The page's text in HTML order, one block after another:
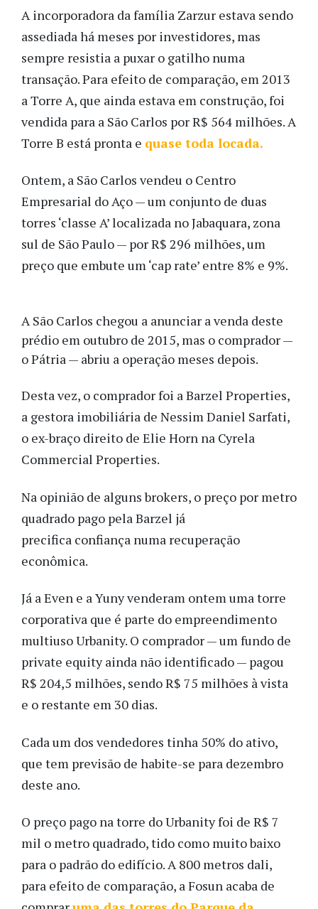
A incorporadora da família Zarzur estava sendo
assediada há meses por investidores, mas
sempre resistia a puxar o gatilho numa
transação. Para efeito de comparação, em 2013
a Torre A, que ainda estava em construção, foi
vendida para a São Carlos por R$ 564 milhões. A
Torre B está pronta e quase toda locada.
Ontem, a São Carlos vendeu o Centro
Empresarial do Aço — um conjunto de duas
torres ‘classe A’ localizada no Jabaquara, zona
sul de São Paulo — por R$ 296 milhões, um
preço que embute um ‘cap rate’ entre 8% e 9%.
A São Carlos chegou a anunciar a venda deste
prédio em outubro de 2015, mas o comprador —
o Pátria — abriu a operação meses depois.
Desta vez, o comprador foi a Barzel Properties,
a gestora imobiliária de Nessim Daniel Sarfati,
o ex-braço direito de Elie Horn na Cyrela
Commercial Properties.
Na opinião de alguns brokers, o preço por metro
quadrado pago pela Barzel já
precifica confiança numa recuperação
econômica.
Já a Even e a Yuny venderam ontem uma torre
corporativa que é parte do empreendimento
multiuso Urbanity. O comprador — um fundo de
private equity ainda não identificado — pagou
R$ 204,5 milhões, sendo R$ 75 milhões à vista
e o restante em 30 dias.
Cada um dos vendedores tinha 50% do ativo,
que tem previsão de habite-se para dezembro
deste ano.
O preço pago na torre do Urbanity foi de R$ 7
mil o metro quadrado, tido como muito baixo
para o padrão do edifício. A 800 metros dali,
para efeito de comparação, a Fosun acaba de